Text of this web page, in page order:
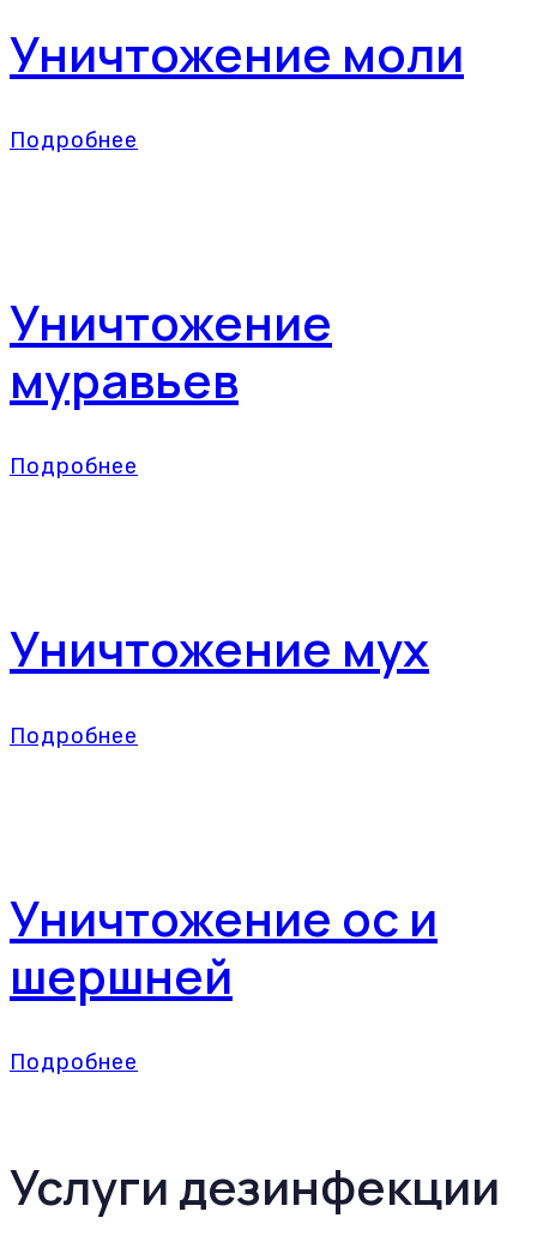
Уничтожение моли
Подробнее
Уничтожение
муравьев
Подробнее
Уничтожение мух
Подробнее
Уничтожение ос и
шершней
Подробнее
Услуги дезинфекции